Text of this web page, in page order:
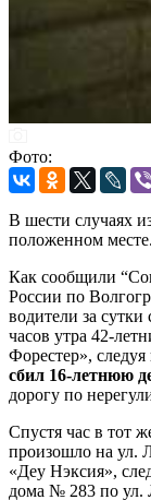
Фото:
В шести случаях
положенном месте.
Как сообщили
России по
водители за
часов утра 42-
Форестер»,
сбил 16-летнюю
дорогу по
Спустя час в тот
произошло на ул.
«Деу Нэксия»,
дома № 283 по ул.